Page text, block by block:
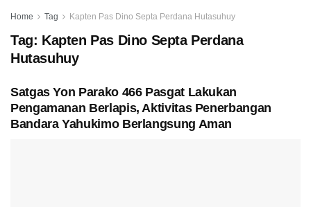
Home Tag Kapten Pas Dino Septa Perdana Hutasuhuy
Tag: Kapten Pas Dino Septa Perdana
Hutasuhuy
Satgas Yon Parako 466 Pasgat Lakukan
Pengamanan Berlapis, Aktivitas Penerbangan
Bandara Yahukimo Berlangsung Aman